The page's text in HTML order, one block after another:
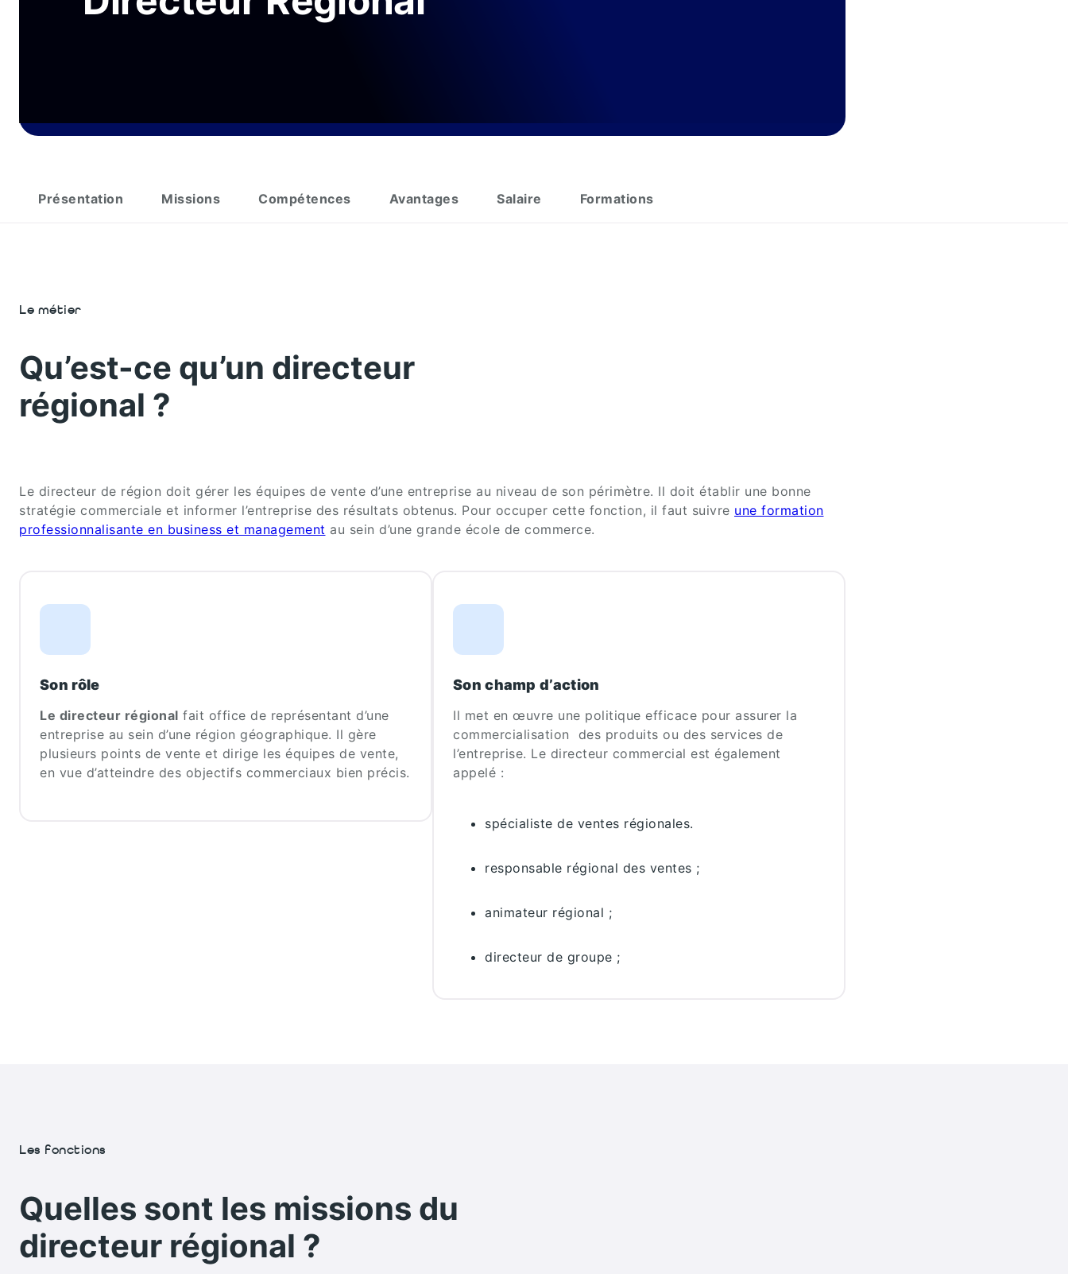
Présentation Missions Compétences Avantages Salaire Formations
Le métier
Qu’est-ce qu’un directeur
régional ?
Le directeur de région doit gérer les équipes de vente d’une entreprise au niveau de son périmètre. Il doit établir une bonne
stratégie commerciale et informer l’entreprise des résultats obtenus. Pour occuper cette fonction, il faut suivre une formation
professionnalisante en business et management au sein d’une grande école de commerce.
Son rôle
Le directeur régional fait office de représentant d’une
entreprise au sein d’une région géographique. Il gère
plusieurs points de vente et dirige les équipes de vente,
en vue d’atteindre des objectifs commerciaux bien précis.
Son champ d’action
Il met en œuvre une politique efficace pour assurer la
commercialisation des produits ou des services de
l’entreprise. Le directeur commercial est également
appelé :
spécialiste de ventes régionales.
responsable régional des ventes ;
animateur régional ;
directeur de groupe ;
Les fonctions
Quelles sont les missions du
directeur régional ?